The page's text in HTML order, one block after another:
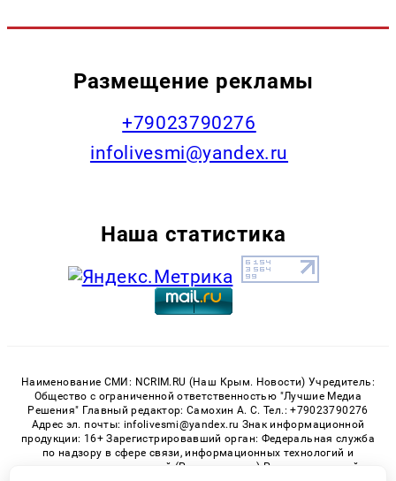
Размещение рекламы
+79023790276
infolivesmi@yandex.ru
Наша статистика
Наименование СМИ: NCRIM.RU (Наш Крым. Новости) Учредитель:
Общество с ограниченной ответственностью "Лучшие Медиа
Решения" Главный редактор: Самохин А. С. Тел.: +79023790276
Адрес эл. почты: infolivesmi@yandex.ru Знак информационной
продукции: 16+ Зарегистрировавший орган: Федеральная служба
по надзору в сфере связи, информационных технологий и
массовых коммуникаций (Роскомнадзор) Регистрационный